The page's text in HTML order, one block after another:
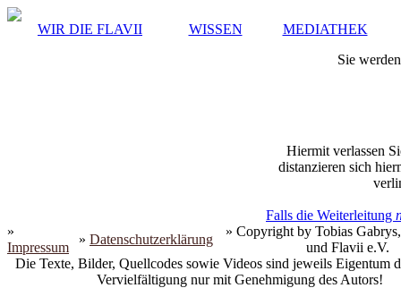
WIR DIE FLAVII WISSEN
MEDIATHEK
Sie
Hiermit verlassen
distanzieren sich
Falls die Weiterleitung
»
Impressum
» Datenschutzerklärung
» Copyright by Tobias
und Flavii e.V.
Die Texte, Bilder, Quellcodes sowie Videos sind jeweils Eigentum
Vervielfältigung nur mit Genehmigung des Autors!